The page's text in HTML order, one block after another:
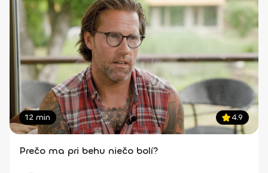
12 min 4.9
Prečo ma pri behu niečo bolí?